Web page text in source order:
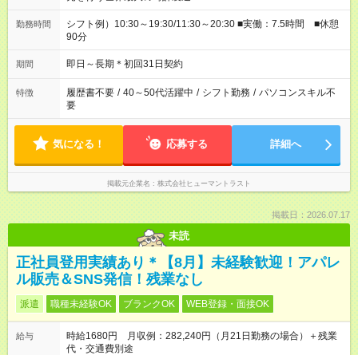
勤務時間
シフト例）10:30～19:30/11:30～20:30 ■実働：7.5時間 ■休憩
90分
期間 即日～長期＊初回31日契約
特徴 履歴書不要 / 40～50代活躍中 / シフト勤務 / パソコンスキル不
要
気になる！ 応募する 詳細へ
掲載元企業名 株式会社ヒューマントラスト
掲載日：2026.07.17
未読
正社員登用実績あり＊【8月】未経験歓迎！アパレ
ル販売＆SNS発信！残業なし
派遣 職種未経験OK ブランクOK WEB登録・面接OK
給与
時給1680円 月収例：282,240円（月21日勤務の場合）＋残業
代・交通費別途